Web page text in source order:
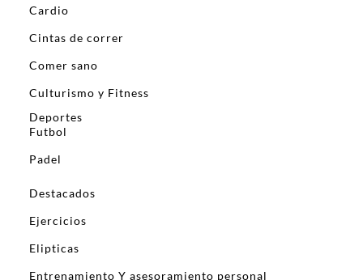
Cardio
Cintas de correr
Comer sano
Culturismo y Fitness
Deportes
Futbol
Padel
Destacados
Ejercicios
Elipticas
Entrenamiento Y asesoramiento personal